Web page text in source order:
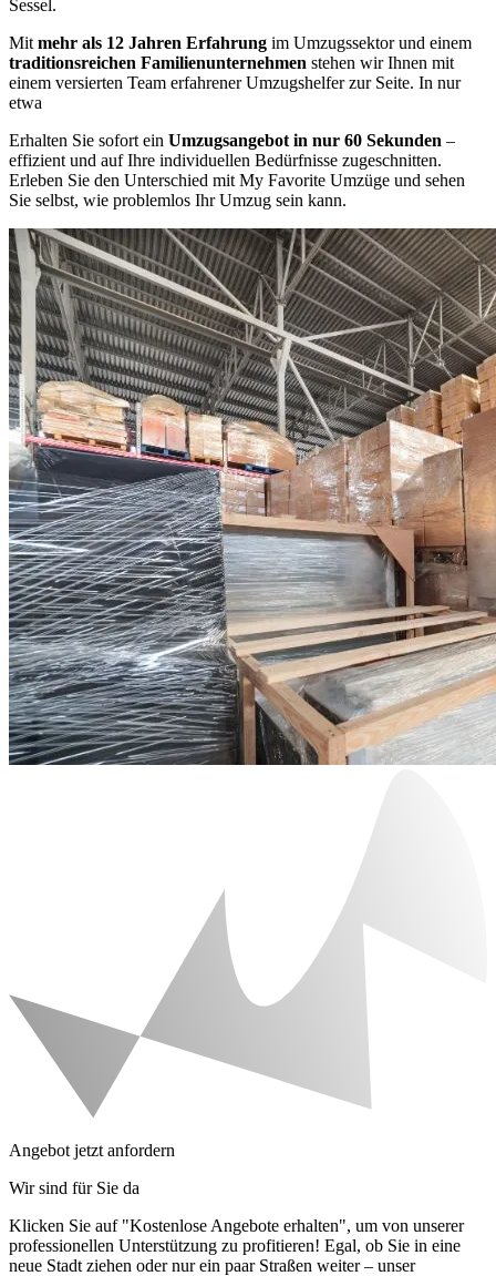
Sessel.
Mit mehr als 12 Jahren Erfahrung im Umzugssektor und einem
traditionsreichen Familienunternehmen stehen wir Ihnen mit
einem versierten Team erfahrener Umzugshelfer zur Seite. In nur
etwa
Erhalten Sie sofort ein Umzugsangebot in nur 60 Sekunden –
effizient und auf Ihre individuellen Bedürfnisse zugeschnitten.
Erleben Sie den Unterschied mit My Favorite Umzüge und sehen
Sie selbst, wie problemlos Ihr Umzug sein kann.
Angebot jetzt anfordern
Wir sind für Sie da
Klicken Sie auf "Kostenlose Angebote erhalten", um von unserer
professionellen Unterstützung zu profitieren! Egal, ob Sie in eine
neue Stadt ziehen oder nur ein paar Straßen weiter – unser